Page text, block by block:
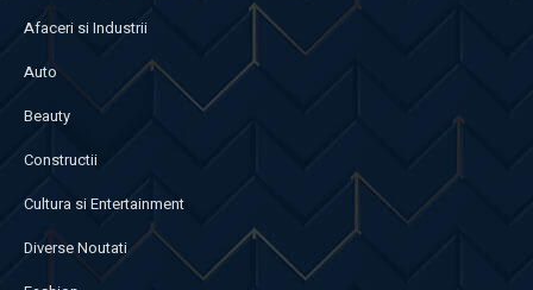
Afaceri si Industrii
Auto
Beauty
Constructii
Cultura si Entertainment
Diverse Noutati